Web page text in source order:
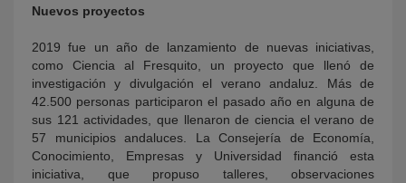
Nuevos proyectos
2019 fue un año de lanzamiento de nuevas iniciativas,
como Ciencia al Fresquito, un proyecto que llenó de
investigación y divulgación el verano andaluz. Más de
42.500 personas participaron el pasado año en alguna de
sus 121 actividades, que llenaron de ciencia el verano de
57 municipios andaluces. La Consejería de Economía,
Conocimiento, Empresas y Universidad financió esta
iniciativa, que propuso talleres, observaciones